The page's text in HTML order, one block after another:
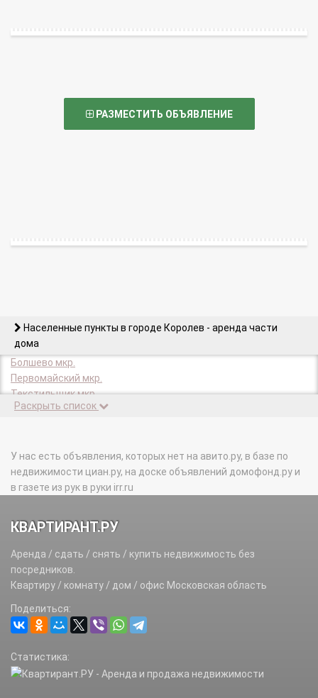
РАЗМЕСТИТЬ ОБЪЯВЛЕНИЕ
Населенные пункты в городе Королев - аренда части
дома
Болшево мкр.
Первомайский мкр.
Текстильщик мкр.
Юбилейный мкр.
Раскрыть список
У нас есть объявления, которых нет на авито.ру, в базе по
недвижимости циан.ру, на доске объявлений домофонд.ру и
в газете из рук в руки irr.ru
КВАРТИРАНТ.РУ
Аренда / сдать / снять / купить недвижимость без
посредников.
Квартиру / комнату / дом / офис Московская область
Поделиться:
Статистика: